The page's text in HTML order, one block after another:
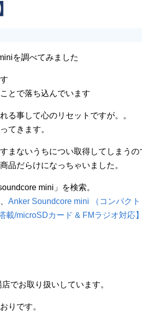
を調べてみました
とで落ち込んでいます
る事して心のリセットですが。。
てきます。
まないうちについ取得してしまうの
品だらけになっちゃいました。
mini」を検索。
Anker Soundcore mini （コンパク
載/microSDカード & FMラジオ対応】
でお取り扱いしています。
りです。